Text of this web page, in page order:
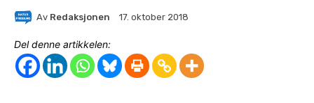
Av Redaksjonen 17. oktober 2018
Del denne artikkelen: